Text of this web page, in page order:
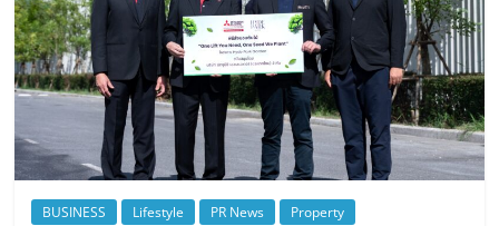
BUSINESS Lifestyle PR News Property